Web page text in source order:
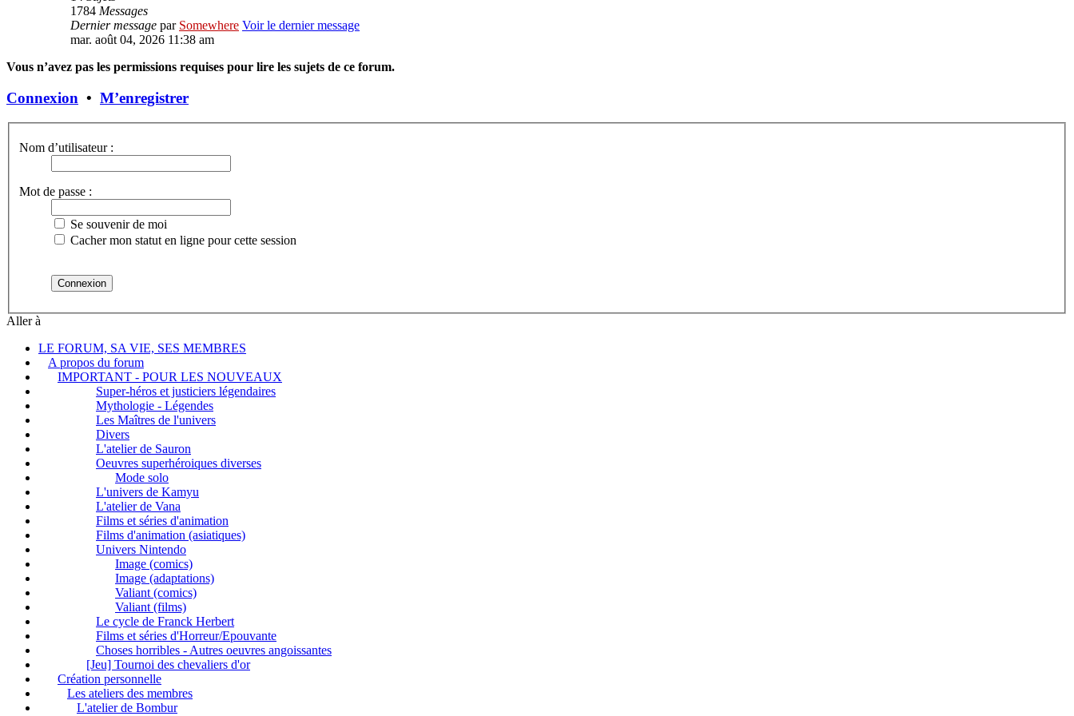
1784 Messages
Dernier message par Somewhere Voir le dernier message
mar. août 04, 2026 11:38 am
Vous n’avez pas les permissions requises pour lire les sujets de ce forum.
Connexion • M’enregistrer
Nom d’utilisateur :
Mot de passe :
Se souvenir de moi
Cacher mon statut en ligne pour cette session
Aller à
LE FORUM, SA VIE, SES MEMBRES
A propos du forum
IMPORTANT - POUR LES NOUVEAUX
Super-héros et justiciers légendaires
Mythologie - Légendes
Les Maîtres de l'univers
Divers
L'atelier de Sauron
Oeuvres superhéroiques diverses
Mode solo
L'univers de Kamyu
L'atelier de Vana
Films et séries d'animation
Films d'animation (asiatiques)
Univers Nintendo
Image (comics)
Image (adaptations)
Valiant (comics)
Valiant (films)
Le cycle de Franck Herbert
Films et séries d'Horreur/Epouvante
Choses horribles - Autres oeuvres angoissantes
[Jeu] Tournoi des chevaliers d'or
Création personnelle
Les ateliers des membres
L'atelier de Bombur